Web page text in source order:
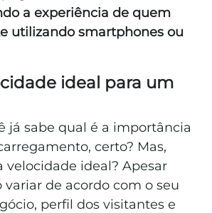
a experiência de quem
utilizando smartphones ou
ideal para um
já sabe qual é a importância
certo? Mas,
velocidade ideal? Apesar
variar de acordo com o seu
perfil dos visitantes e